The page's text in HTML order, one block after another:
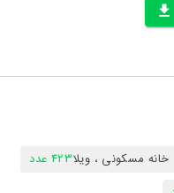
خانه مسکونی ، ویلا423 عدد